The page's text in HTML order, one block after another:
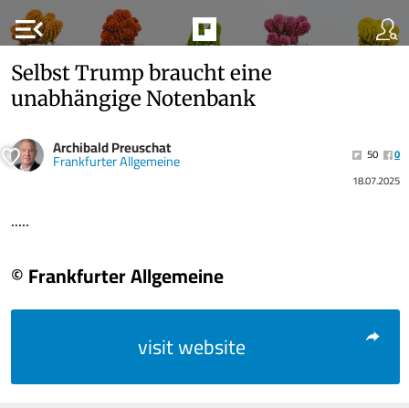
menu_open
Selbst Trump braucht eine
unabhängige Notenbank
Archibald Preuschat
Frankfurter Allgemeine 50
0
18.07.2025
.....
© Frankfurter Allgemeine
visit website